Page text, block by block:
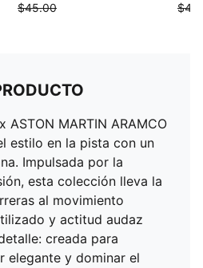
$45.00
ASTON MARTIN ARAMCO
estilo en la pista con un
Impulsada por la
esta colección lleva la
al movimiento
y actitud audaz
creada para
elegante y dominar el